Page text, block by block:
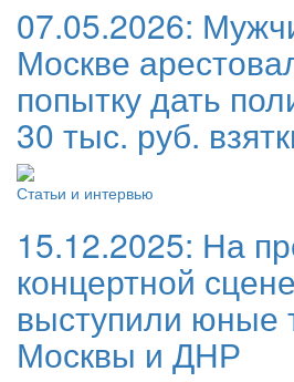
07.05.2026:
Москве
попытку дать
30 тыс. руб.
Статьи и интервью
15.12.2025: На
концертной
выступили юные
Москвы и ДНР